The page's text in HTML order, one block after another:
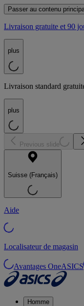
Passer au contenu
Livraison gratuite et 90
plus
Livraison standard
plus
Previous slide
Suisse (Français)
Aide
Localisateur de magasin
Avantages OneASICS
Homme